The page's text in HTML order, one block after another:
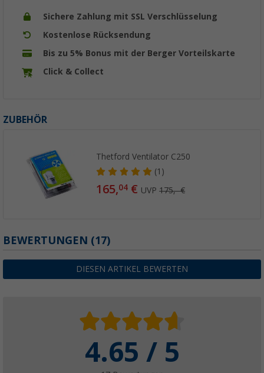
Sichere Zahlung mit SSL Verschlüsselung
Kostenlose Rücksendung
Bis zu 5% Bonus mit der Berger Vorteilskarte
Click & Collect
ZUBEHÖR
Thetford Ventilator C250
(1)
165,04 € UVP175,- €
BEWERTUNGEN (17)
DIESEN ARTIKEL BEWERTEN
4.65 / 5